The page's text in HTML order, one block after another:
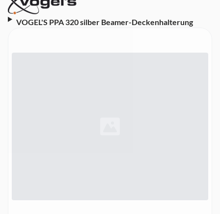
VOGEL'S PPA 320 silber Beamer-Deckenhalterung